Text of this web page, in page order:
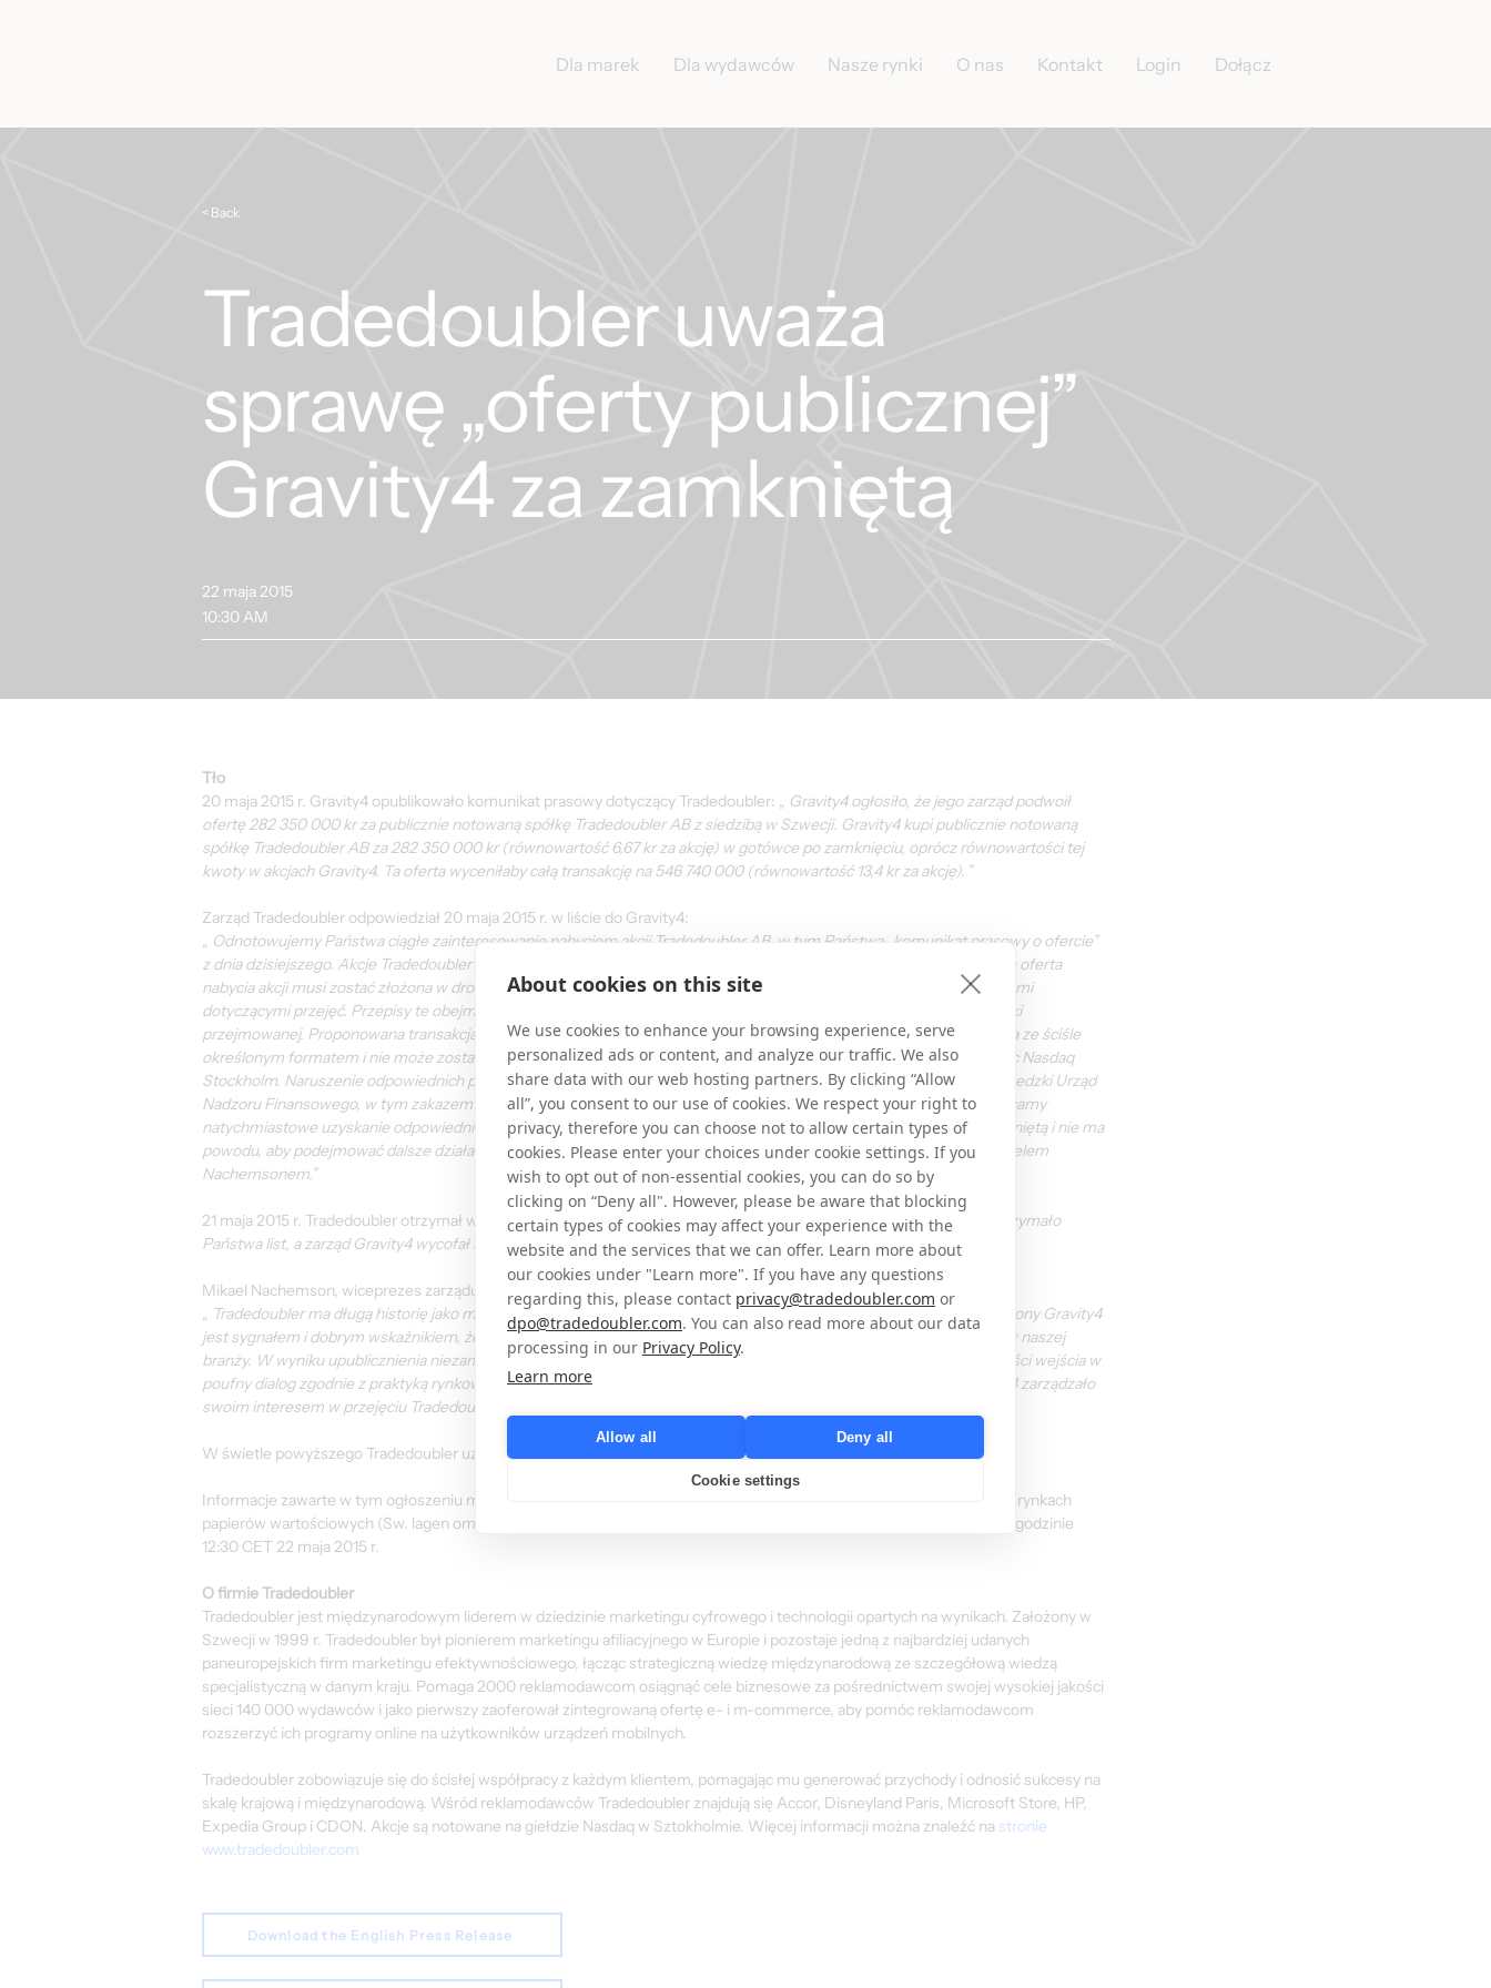
Dla marek Dla wydawców Nasze rynki O nas Kontakt Login Dołącz
< Back
Tradedoubler uważa
sprawę „oferty publicznej”
Gravity4 za zamkniętą
22 maja 2015
10:30 AM
Tło
20 maja 2015 r. Gravity4 opublikowało komunikat prasowy dotyczący Tradedoubler: „ Gravity4 ogłosiło, że jego zarząd podwoił
ofertę 282 350 000 kr za publicznie notowaną spółkę Tradedoubler AB z siedzibą w Szwecji. Gravity4 kupi publicznie notowaną
spółkę Tradedoubler AB za 282 350 000 kr (równowartość 6,67 kr za akcję) w gotówce po zamknięciu, oprócz równowartości tej
kwoty w akcjach Gravity4. Ta oferta wyceniłaby całą transakcję na 546 740 000 (równowartość 13,4 kr za akcję). ”
Zarząd Tradedoubler odpowiedział 20 maja 2015 r. w liście do Gravity4:
„ Odnotowujemy Państwa ciągłe zainteresowanie nabyciem akcji Tradedoubler AB, w tym Państwa „komunikat prasowy o ofercie”
z dnia dzisiejszego. Akcje Tradedoubler są dopuszczone do obrotu na regulowanym rynku NASDAQ Stockholm. Każda oferta
nabycia akcji musi zostać złożona w drodze publicznej oferty przejęcia zgodnie z obowiązującymi szwedzkimi przepisami
dotyczącymi przejęć. Przepisy te obejmują również działania przed złożeniem takiej oferty oraz działania zarządu spółki
przejmowanej. Proponowana transakcja jest niezgodna z tymi zasadami. Na przykład oferta publiczna musi być zgodna ze ściśle
określonym formatem i nie może zostać upubliczniona, dopóki oferent nie podejmie określonego zobowiązania wobec Nasdaq
Stockholm. Naruszenie odpowiednich przepisów dotyczących przejęć może skutkować nałożeniem sankcji przez Szwedzki Urząd
Nadzoru Finansowego, w tym zakazem składania oferty i grzywnami w wysokości do 100 milionów SEK. Dlatego zalecamy
natychmiastowe uzyskanie odpowiedniej szwedzkiej porady prawnej. Na razie Tradedoubler uważa tę sprawę za zamkniętą i nie ma
powodu, aby podejmować dalsze działania.
W celu dalszego kontaktu ze spółką prosimy o bezpośredni kontakt z Mikaelem
Nachemsonem.”
21 maja 2015 r. Tradedoubler otrzymał wiadomość e-mail od Gravity4, w której między innymi napisano: „ Gravity4 otrzymało
Państwa list, a zarząd Gravity4 wycofał swoją drugą ofertę na Tradedoubler AB”.
Mikael Nachemson, wiceprezes zarządu Tradedoubler, komentuje:
„ Tradedoubler ma długą historię jako międzynarodowa firma marketingu efektywnościowego. Zainteresowanie ze strony Gravity4
jest sygnałem i dobrym wskaźnikiem, że nowe pozycjonowanie i strategia Tradedoubler są atrakcyjne dla innych firm w naszej
branży. W wyniku upublicznienia niezamówionego podejścia ze strony Gravity4 zarząd Tradedoubler nie miał możliwości wejścia w
poufny dialog zgodnie z praktyką rynkową. Wycofanie zainteresowania Gravity4 jest wynikiem sposobu, w jaki Gravity4 zarządzało
swoim interesem w przejęciu Tradedoubler
W świetle powyższego Tradedoubler uznaje sprawę za zamkniętą.
Informacje zawarte w tym ogłoszeniu muszą zostać ujawnione przez Tradedoubler AB zgodnie ze szwedzką ustawą o rynkach
papierów wartościowych (Sw. lagen om värdepappersmarknaden). Informacje te zostały udostępnione do publikacji o godzinie
12:30 CET 22 maja 2015 r.
O firmie Tradedoubler
Tradedoubler jest międzynarodowym liderem w dziedzinie marketingu cyfrowego i technologii opartych na wynikach. Założony w
Szwecji w 1999 r. Tradedoubler był pionierem marketingu afiliacyjnego w Europie i pozostaje jedną z najbardziej udanych
paneuropejskich firm marketingu efektywnościowego, łącząc strategiczną wiedzę międzynarodową ze szczegółową wiedzą
specjalistyczną w danym kraju. Pomaga 2000 reklamodawcom osiągnąć cele biznesowe za pośrednictwem swojej wysokiej jakości
sieci 140 000 wydawców i jako pierwszy zaoferował zintegrowaną ofertę e- i m-commerce, aby pomóc reklamodawcom
rozszerzyć ich programy online na użytkowników urządzeń mobilnych.
Tradedoubler zobowiązuje się do ścisłej współpracy z każdym klientem, pomagając mu generować przychody i odnosić sukcesy na
skalę krajową i międzynarodową. Wśród reklamodawców Tradedoubler znajdują się Accor, Disneyland Paris, Microsoft Store, HP,
Expedia Group i CDON. Akcje są notowane na giełdzie Nasdaq w Sztokholmie. Więcej informacji można znaleźć na stronie
www.tradedoubler.com
Download the English Press Release
About cookies on this site
We use cookies to enhance your browsing experience, serve
personalized ads or content, and analyze our traffic. We also
share data with our web hosting partners. By clicking “Allow
all”, you consent to our use of cookies. We respect your right to
privacy, therefore you can choose not to allow certain types of
cookies. Please enter your choices under cookie settings. If you
wish to opt out of non-essential cookies, you can do so by
clicking on “Deny all". However, please be aware that blocking
certain types of cookies may affect your experience with the
website and the services that we can offer. Learn more about
our cookies under "Learn more". If you have any questions
regarding this, please contact privacy@tradedoubler.com or
dpo@tradedoubler.com. You can also read more about our data
processing in our Privacy Policy.
Learn more
Allow all Deny all
Cookie settings